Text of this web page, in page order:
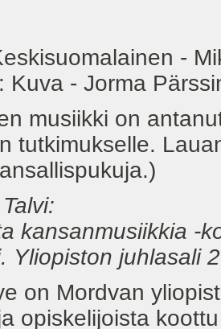
-
Kuva - Jorma
musiikki on
tutkimukselle.
kansanmusiikkia -
Yliopiston juhlasali
on Mordvan
opiskelijoista